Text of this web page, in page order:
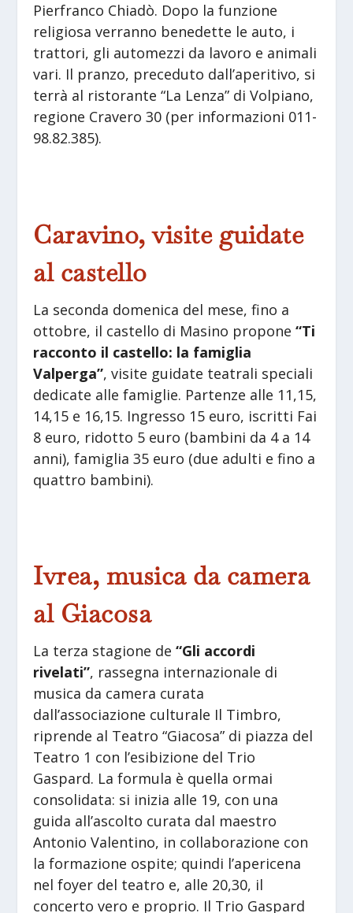
Pierfranco Chiadò. Dopo la funzione
religiosa verranno benedette le auto, i
trattori, gli automezzi da lavoro e animali
vari. Il pranzo, preceduto dall’aperitivo, si
terrà al ristorante “La Lenza” di Volpiano,
regione Cravero 30 (per informazioni 011-
98.82.385).
Caravino, visite guidate
al castello
La seconda domenica del mese, fino a
ottobre, il castello di Masino propone“Ti
racconto il castello: la famiglia
Valperga”, visite guidate teatrali speciali
dedicate alle famiglie. Partenze alle 11,15,
14,15 e 16,15. Ingresso 15 euro, iscritti Fai
8 euro, ridotto 5 euro (bambini da 4 a 14
anni), famiglia 35 euro (due adulti e fino a
quattro bambini).
Ivrea, musica da camera
al Giacosa
La terza stagione de“Gli accordi
rivelati”, rassegna internazionale di
musica da camera curata
dall’associazione culturale Il Timbro,
riprende al Teatro “Giacosa” di piazza del
Teatro 1 con l’esibizione del Trio
Gaspard. La formula è quella ormai
consolidata: si inizia alle 19, con una
guida all’ascolto curata dal maestro
Antonio Valentino, in collaborazione con
la formazione ospite; quindi l’apericena
nel foyer del teatro e, alle 20,30, il
concerto vero e proprio. Il Trio Gaspard